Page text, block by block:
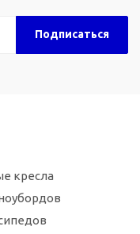
кресла